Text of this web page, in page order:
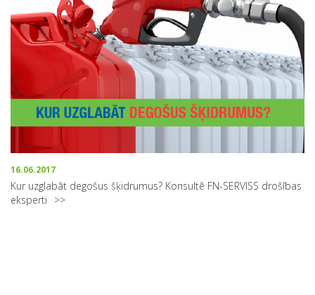
16.06.2017
Kur uzglabāt degošus šķidrumus? Konsultē FN-SERVISS drošības
eksperti